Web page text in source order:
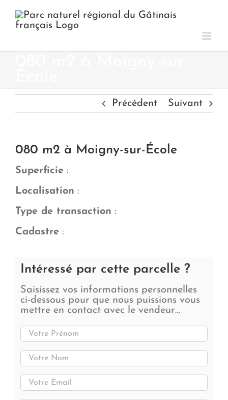
contenu
Précédent Suivant
080 m2 à Moigny-sur-École
Superficie :
Localisation :
Type de transaction :
Cadastre :
Intéressé par cette parcelle ?
Saisissez vos informations personnelles
ci-dessous pour que nous puissions vous
mettre en contact avec le vendeur…